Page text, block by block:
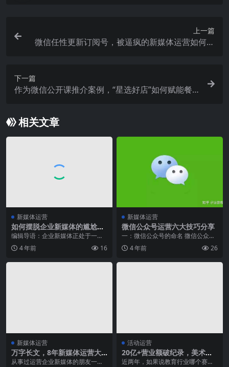
上一篇
微信任性更新订阅号，被逼疯的新媒体运营如何拯
下一篇
作为微信公开课推介案例，“星选好店”如何赋能餐
相关文章
新媒体运营
如何摆脱企业新媒体的尴尬处
境？
编辑导语：企业新媒体正处于一种
尴尬的处境，那么如何真正地将企
业新媒体发展起来？这...
4 年前 16
新媒体运营
微信公众号运营六大技巧分享
一：微信公众号的命名 微信公众号
的命名，是你运营这个平台的一个
起点，从三个角度来...
4 年前 26
新媒体运营
万字长文，8年新媒体运营大
咖总结的各大平台运营技巧！
从事过运营企业新媒体的朋友一定
活动运营
20亿+营业额破纪录，美术宝
埋头做了这件事
近两年，如果说教育行业哪个赛道